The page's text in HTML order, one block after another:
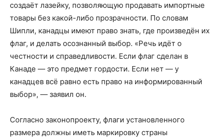
создаёт лазейку, позволяющую продавать импортные
товары без какой-либо прозрачности. По словам
Шипли, канадцы имеют право знать, где произведён их
флаг, и делать осознанный выбор. «Речь идёт о
честности и справедливости. Если флаг сделан в
Канаде — это предмет гордости. Если нет — у
канадцев всё равно есть право на информированный
выбор», — заявил он.
Согласно законопроекту, флаги установленного
размера должны иметь маркировку страны